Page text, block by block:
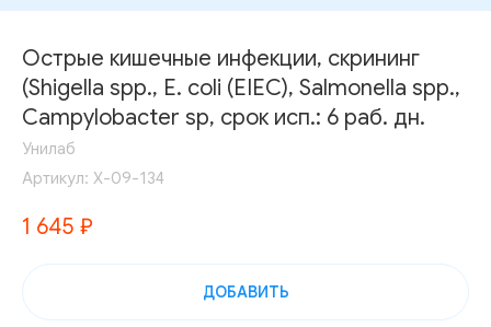
Острые кишечные инфекции, скрининг
(Shigella spp., E. coli (EIEC), Salmonella spp.,
Campylobacter sp, срок исп.: 6 раб. дн.
Унилаб
Артикул: Х-09-134
1 645 ₽
ДОБАВИТЬ